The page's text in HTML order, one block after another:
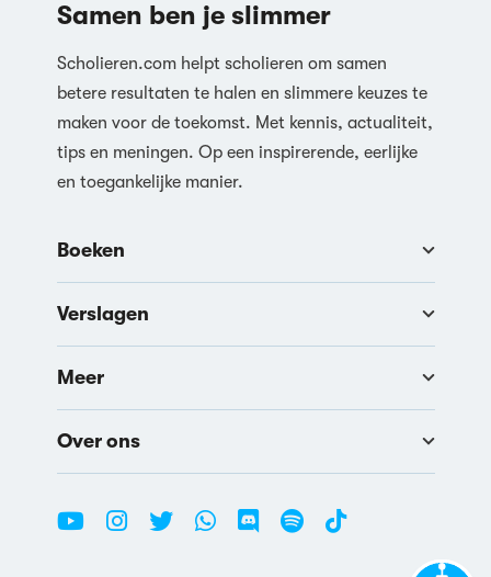
Samen ben je slimmer
Scholieren.com helpt scholieren om samen
betere resultaten te halen en slimmere keuzes te
maken voor de toekomst. Met kennis, actualiteit,
tips en meningen. Op een inspirerende, eerlijke
en toegankelijke manier.
Boeken
Verslagen
Meer
Over ons